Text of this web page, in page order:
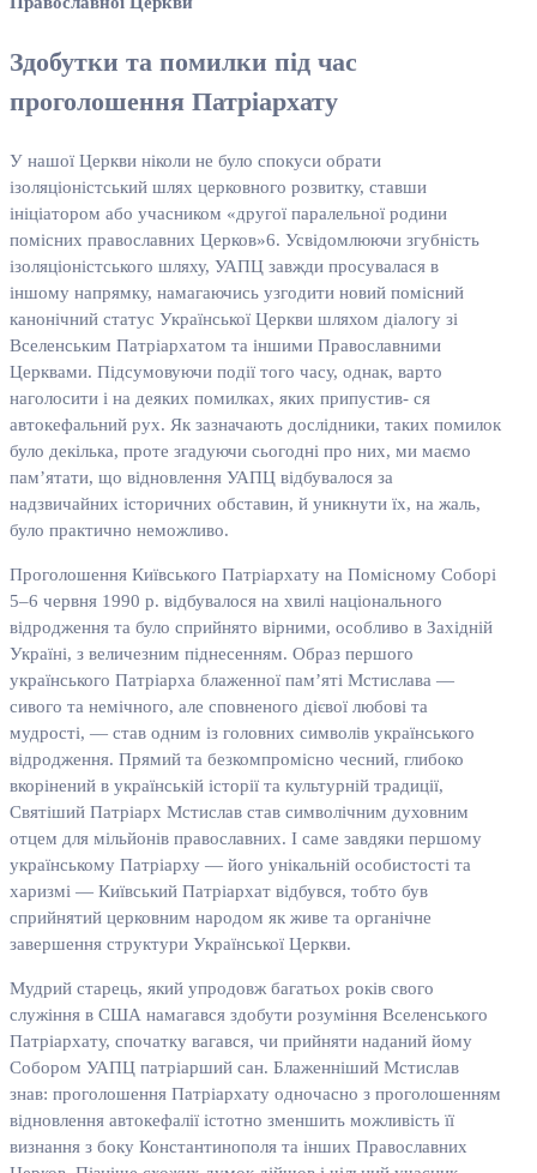
Здобутки та помилки під час
проголошення Патріархату
У нашої Церкви ніколи не було спокуси обрати
ізоляціоністський шлях церковного розвитку, ставши
ініціатором або учасником «другої паралельної родини
помісних православних Церков»6. Усвідомлюючи згубність
ізоляціоністського шляху, УАПЦ завжди просувалася в
іншому напрямку, намагаючись узгодити новий помісний
канонічний статус Української Церкви шляхом діалогу зі
Вселенським Патріархатом та іншими Православними
Церквами. Підсумовуючи події того часу, однак, варто
наголосити і на деяких помилках, яких припустив- ся
автокефальний рух. Як зазначають дослідники, таких помилок
було декілька, проте згадуючи сьогодні про них, ми маємо
пам’ятати, що відновлення УАПЦ відбувалося за
надзвичайних історичних обставин, й уникнути їх, на жаль,
було практично неможливо.
Проголошення Київського Патріархату на Помісному Соборі
5–6 червня 1990 р. відбувалося на хвилі національного
відродження та було сприйнято вірними, особливо в Західній
Україні, з величезним піднесенням. Образ першого
українського Патріарха блаженної пам’яті Мстислава —
сивого та немічного, але сповненого дієвої любові та
мудрості, — став одним із головних символів українського
відродження. Прямий та безкомпромісно чесний, глибоко
вкорінений в українській історії та культурній традиції,
Святіший Патріарх Мстислав став символічним духовним
отцем для мільйонів православних. І саме завдяки першому
українському Патріарху — його унікальній особистості та
харизмі — Київський Патріархат відбувся, тобто був
сприйнятий церковним народом як живе та органічне
завершення структури Української Церкви.
Мудрий старець, який упродовж багатьох років свого
служіння в США намагався здобути розуміння Вселенського
Патріархату, спочатку вагався, чи прийняти наданий йому
Собором УАПЦ патріарший сан. Блаженніший Мстислав
знав: проголошення Патріархату одночасно з проголошенням
відновлення автокефалії істотно зменшить можливість її
визнання з боку Константинополя та інших Православних